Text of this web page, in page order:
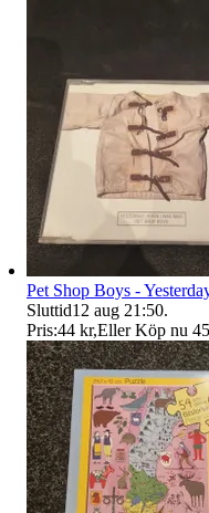
Pet Shop Boys -
Sluttid12 aug 21:50.
Pris:44 kr,Eller Köp nu